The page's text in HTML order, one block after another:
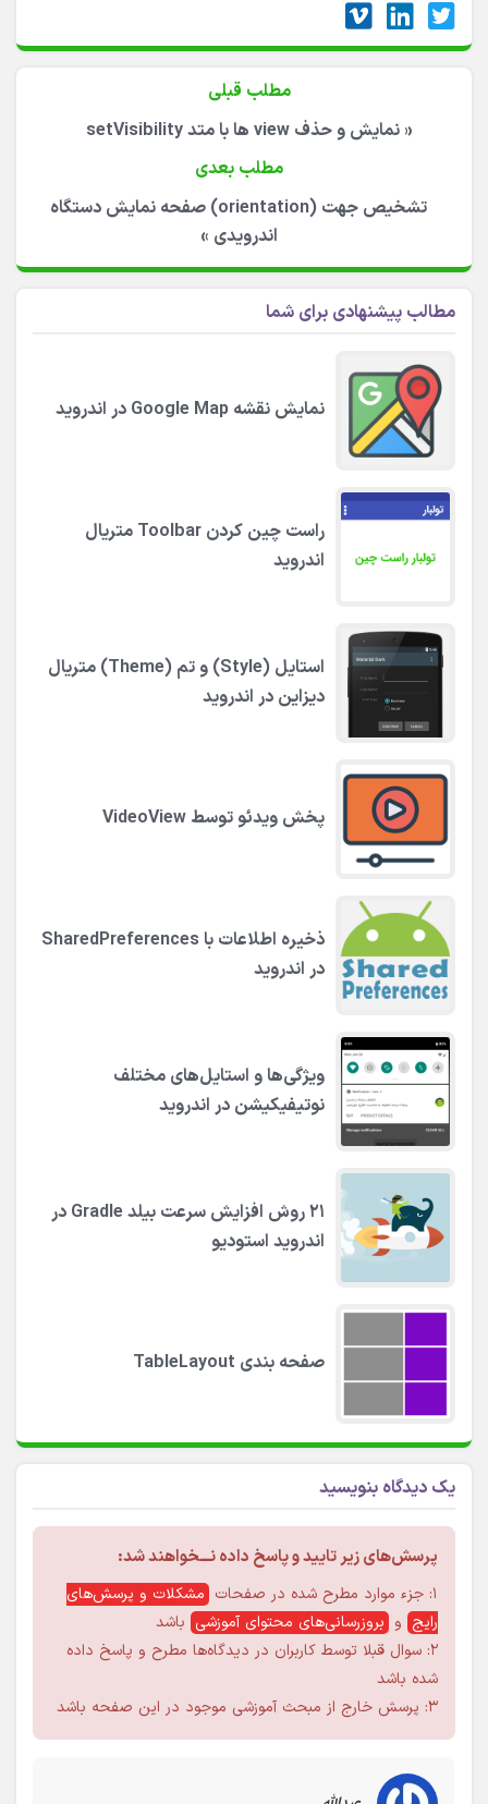
مطلب قبلی
« نمایش و حذف view ها با متد setVisibility
مطلب بعدی
تشخیص جهت (orientation) صفحه نمایش دستگاه
اندرویدی »
مطالب پیشنهادی برای شما
نمایش نقشه Google Map در اندروید
راست چین کردن Toolbar متریال
اندروید
استایل (Style) و تم (Theme) متریال
دیزاین در اندروید
پخش ویدئو توسط VideoView
ذخیره اطلاعات با SharedPreferences
در اندروید
ویژگی‌ها و استایل‌های مختلف
نوتیفیکیشن در اندروید
۲۱ روش افزایش سرعت بیلد Gradle در
اندروید استودیو
صفحه بندی TableLayout
یک دیدگاه بنویسید
پرسش‌های زیر تایید و پاسخ داده نـــخواهند شد:
۱: جزء موارد مطرح شده در صفحات
مشکلات و پرسش‌های
رایج و بروزرسانی‌های محتوای آموزشی باشد
۲: سوال قبلا توسط کاربران در دیدگاه‌ها مطرح و پاسخ داده
شده باشد
۳: پرسش خارج از مبحث آموزشی موجود در این صفحه باشد